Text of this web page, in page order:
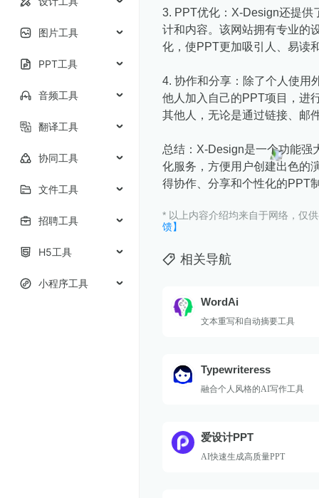
图片工具
PPT工具
音频工具
翻译工具
协同工具
文件工具
招聘工具
H5工具
小程序工具
3. PPT优化：X-Design还提供
计和内容。该网站拥有专业的
化，使PPT更加吸引人、易读
4. 协作和分享：除了个人使用
他人加入自己的PPT项目，进
其他人，无论是通过链接、邮
总结：X-Design是一个功能强
化服务，方便用户创建出色的
得协作、分享和个性化的PPT
* 以上内容介绍均来自于网络，仅
馈】
相关导航
WordAi
文本重写和自动摘要工具
Typewriteress
融合个人风格的AI写作工具
爱设计PPT
AI快速生成高质量PPT